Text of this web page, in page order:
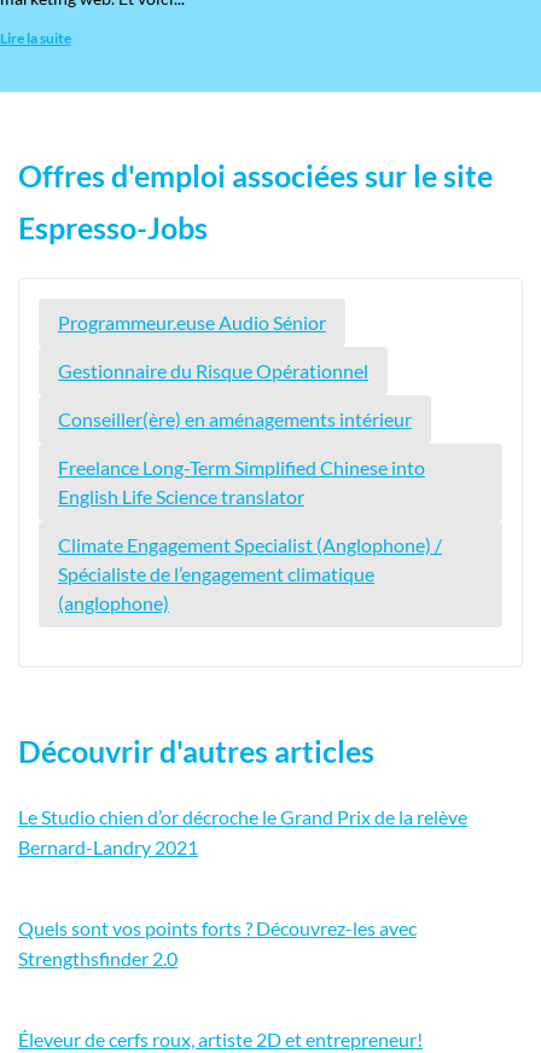
Lire la suite
Offres d'emploi associées sur le site
Espresso-Jobs
Programmeur.euse Audio Sénior
Gestionnaire du Risque Opérationnel
Conseiller(ère) en aménagements intérieur
Freelance Long-Term Simplified Chinese into
English Life Science translator
Climate Engagement Specialist (Anglophone) /
Spécialiste de l’engagement climatique
(anglophone)
Découvrir d'autres articles
Le Studio chien d’or décroche le Grand Prix de la relève
Bernard-Landry 2021
Quels sont vos points forts ? Découvrez-les avec
Strengthsfinder 2.0
Éleveur de cerfs roux, artiste 2D et entrepreneur!